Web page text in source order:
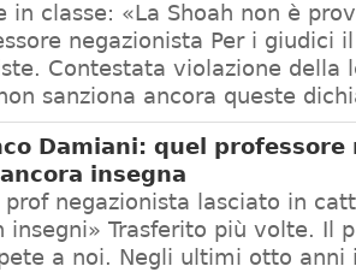
in classe: «La Shoah non è
negazionista Per i giudici
Contestata violazione della
sanziona ancora queste
Damiani: quel professore
insegna
prof negazionista lasciato in
insegni» Trasferito più volte. Il
a noi. Negli ultimi otto anni